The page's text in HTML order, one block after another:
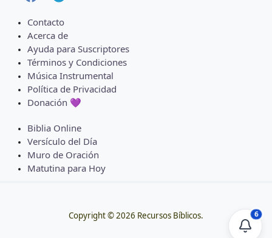
Contacto
Acerca de
Ayuda para Suscriptores
Términos y Condiciones
Música Instrumental
Política de Privacidad
Donación 💜
Biblia Online
Versículo del Día
Muro de Oración
Matutina para Hoy
Copyright © 2026 Recursos Bíblicos. 6